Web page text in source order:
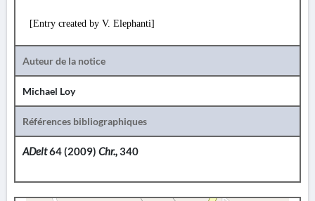
[Entry created by V. Elephanti]
Auteur de la notice
Michael Loy
Références bibliographiques
ADelt64 (2009) Chr.,340